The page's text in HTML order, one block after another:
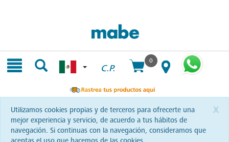
C.P.
0
x
Utilizamos cookies propias y de terceros para ofrecerte una
mejor experiencia y servicio, de acuerdo a tus hábitos de
navegación. Si continuas con la navegación, consideramos que